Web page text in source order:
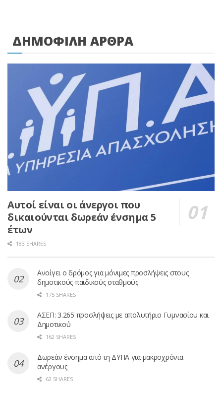
ΔΗΜΟΦΙΛΗ ΑΡΘΡΑ
Αυτοί είναι οι άνεργοι που
δικαιούνται δωρεάν ένσημα 5
έτων
183 SHARES
Ανοίγει ο δρόμος για μόνιμες προσλήψεις στους
δημοτικούς παιδικούς σταθμούς
175 SHARES
ΑΣΕΠ: 3.265 προσλήψεις με απολυτήριο Γυμνασίου και
Δημοτικού
162 SHARES
Δωρεάν ένσημα από τη ΔΥΠΑ για μακροχρόνια
ανέργους
62 SHARES